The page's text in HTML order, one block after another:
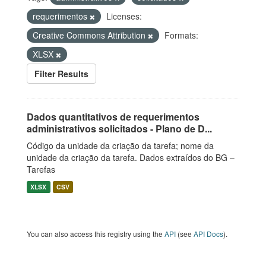
requerimentos
Licenses:
Creative Commons Attribution
Formats:
XLSX
Filter Results
Dados quantitativos de requerimentos
administrativos solicitados - Plano de D...
Código da unidade da criação da tarefa; nome da
unidade da criação da tarefa. Dados extraídos do BG –
Tarefas
XLSX CSV
You can also access this registry using the API (see API Docs).